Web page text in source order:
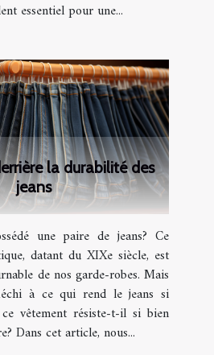
essentiel pour une...
la durabilité des
jeans
une paire de jeans? Ce
datant du XIXe siècle, est
de nos garde-robes. Mais
à ce qui rend le jeans si
vêtement résiste-t-il si bien
Dans cet article, nous...